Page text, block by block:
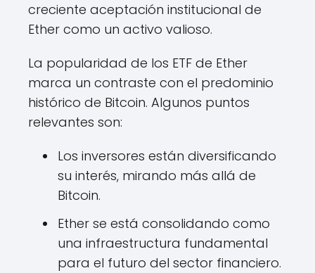
creciente aceptación institucional de
Ether como un activo valioso.
La popularidad de los ETF de Ether
marca un contraste con el predominio
histórico de Bitcoin. Algunos puntos
relevantes son:
Los inversores están diversificando
su interés, mirando más allá de
Bitcoin.
Ether se está consolidando como
una infraestructura fundamental
para el futuro del sector financiero.